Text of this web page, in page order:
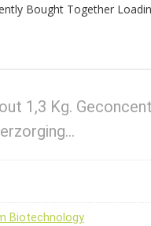
Bought Together
1,3 Kg.
Biotechnology